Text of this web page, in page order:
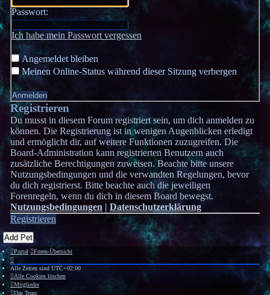
Passwort:
Ich habe mein Passwort vergessen
Angemeldet bleiben
Meinen Online-Status während dieser Sitzung verbergen
Registrieren
Du musst in diesem Forum registriert sein, um dich anmelden zu
können. Die Registrierung ist in wenigen Augenblicken erledigt
und ermöglicht dir, auf weitere Funktionen zuzugreifen. Die
Board-Administration kann registrierten Benutzern auch
zusätzliche Berechtigungen zuweisen. Beachte bitte unsere
Nutzungsbedingungen und die verwandten Regelungen, bevor
du dich registrierst. Bitte beachte auch die jeweiligen
Forenregeln, wenn du dich in diesem Board bewegst.
Nutzungsbedingungen | Datenschutzerklärung
Registrieren
Add Pet
Portal Foren-Übersicht
Alle Zeiten sind UTC+02:00
Alle Cookies löschen
Mitglieder
Das Team